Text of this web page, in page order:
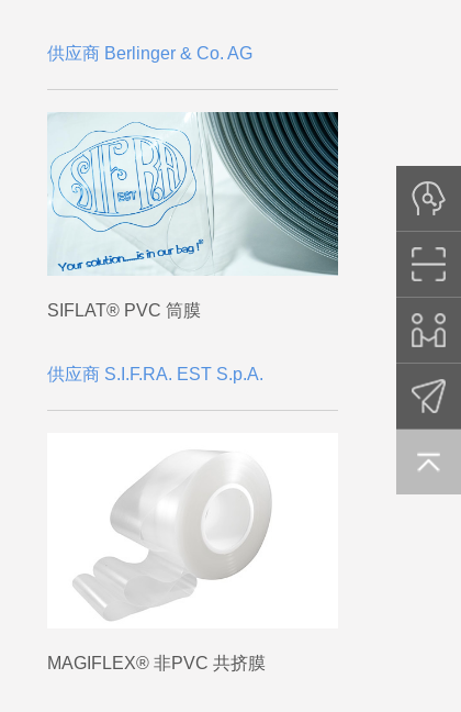
供应商 Berlinger & Co. AG
SIFLAT® PVC 筒膜
供应商 S.I.F.RA. EST S.p.A.
MAGIFLEX® 非PVC 共挤膜